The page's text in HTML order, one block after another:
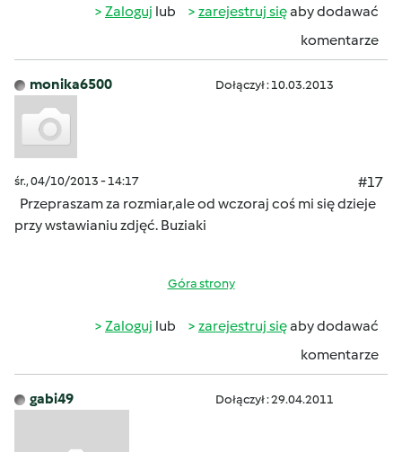
Zaloguj lub zarejestruj sięaby dodawać
komentarze
monika6500 Dołączył : 10.03.2013
śr., 04/10/2013 - 14:17
#17
Przepraszam za rozmiar,ale od wczoraj coś mi się dzieje
przy wstawianiu zdjęć. Buziaki
Góra strony
Zaloguj lub zarejestruj sięaby dodawać
komentarze
gabi49 Dołączył : 29.04.2011